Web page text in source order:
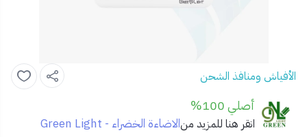
الأفياش ومنافذ الشحن
أصلي 100%
انقر هنا للمزيد منالاضاءة الخضراء - Green Light